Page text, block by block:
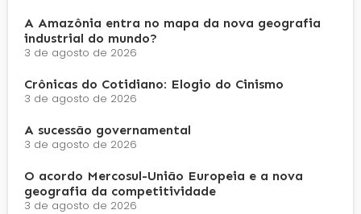
A Amazônia entra no mapa da nova geografia
industrial do mundo?
3 de agosto de 2026
Crônicas do Cotidiano: Elogio do Cinismo
3 de agosto de 2026
A sucessão governamental
3 de agosto de 2026
O acordo Mercosul-União Europeia e a nova
geografia da competitividade
3 de agosto de 2026